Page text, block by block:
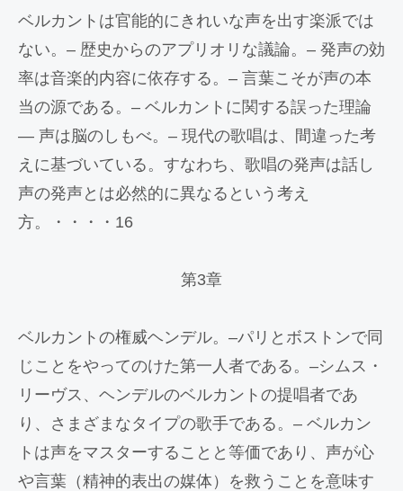
ベルカントは官能的にきれいな声を出す楽派では
ない。– 歴史からのアプリオリな議論。– 発声の効
率は音楽的内容に依存する。– 言葉こそが声の本
当の源である。– ベルカントに関する誤った理論
— 声は脳のしもべ。– 現代の歌唱は、間違った考
えに基づいている。すなわち、歌唱の発声は話し
声の発声とは必然的に異なるという考え
方。・・・・16
第3章
ベルカントの権威ヘンデル。–パリとボストンで同
じことをやってのけた第一人者である。–シムス・
リーヴス、ヘンデルのベルカントの提唱者であ
り、さまざまなタイプの歌手である。– ベルカン
トは声をマスターすることと等価であり、声が心
や言葉（精神的表出の媒体）を救うことを意味す